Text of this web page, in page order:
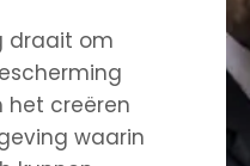
draait om
het creëren
waarin